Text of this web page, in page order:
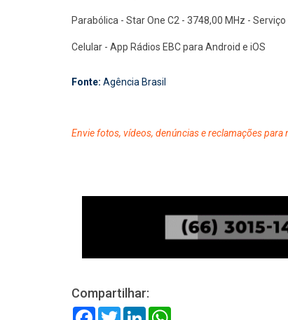
Parabólica - Star One C2 - 3748,00 MHz - Serviço
Celular - App Rádios EBC para Android e iOS
Fonte: Agência Brasil
Envie fotos, vídeos, denúncias e reclamações para
Compartilhar:
FacebookTwitterLinkedIn